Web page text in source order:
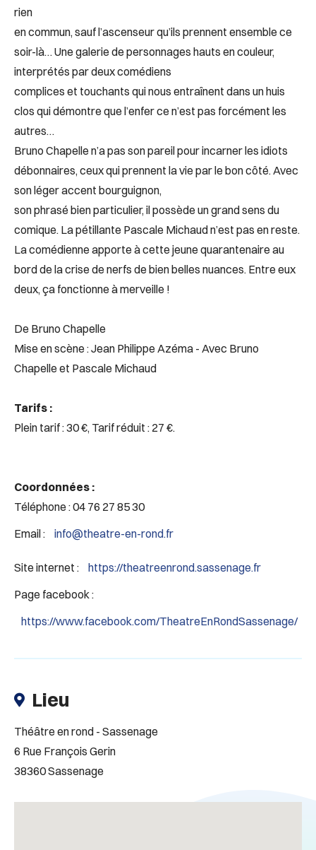
rien
en commun, sauf l’ascenseur qu’ils prennent ensemble ce
soir-là… Une galerie de personnages hauts en couleur,
interprétés par deux comédiens
complices et touchants qui nous entraînent dans un huis
clos qui démontre que l’enfer ce n’est pas forcément les
autres…
Bruno Chapelle n’a pas son pareil pour incarner les idiots
débonnaires, ceux qui prennent la vie par le bon côté. Avec
son léger accent bourguignon,
son phrasé bien particulier, il possède un grand sens du
comique. La pétillante Pascale Michaud n’est pas en reste.
La comédienne apporte à cette jeune quarantenaire au
bord de la crise de nerfs de bien belles nuances. Entre eux
deux, ça fonctionne à merveille !
De Bruno Chapelle
Mise en scène : Jean Philippe Azéma - Avec Bruno
Chapelle et Pascale Michaud
Tarifs :
Plein tarif : 30 €, Tarif réduit : 27 €.
Coordonnées :
Téléphone : 04 76 27 85 30
Email :
info@theatre-en-rond.fr
Site internet :
https://theatreenrond.sassenage.fr
Page facebook :
https://www.facebook.com/TheatreEnRondSassenage/
Lieu
Théâtre en rond - Sassenage
6 Rue François Gerin
38360 Sassenage